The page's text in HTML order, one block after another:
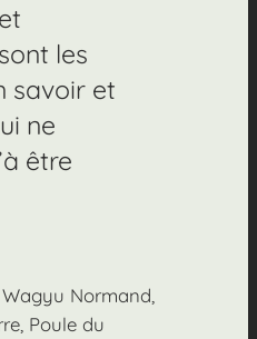
les
savoir et
ne
être
Normand,
Poule du